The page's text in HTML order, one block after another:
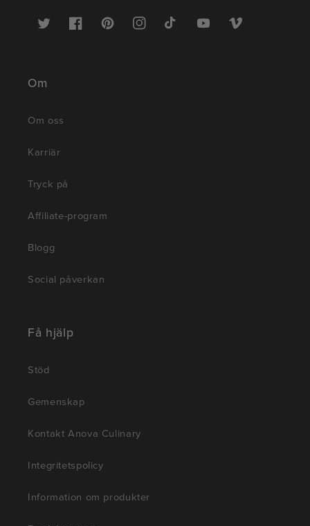
Twitter FacebookPinterestInstagramTikTok YouTubeVimeo
Om
Om oss
Karriär
Tryck på
Affiliate-program
Blogg
Social påverkan
Få hjälp
Stöd
Gemenskap
Kontakt Anova Culinary
Integritetspolicy
Information om produkter